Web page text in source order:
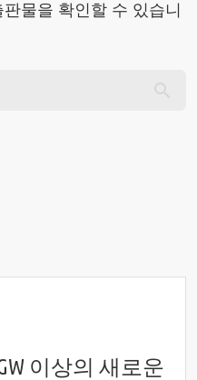
물을 확인할 수 있습니
이상의 새로운